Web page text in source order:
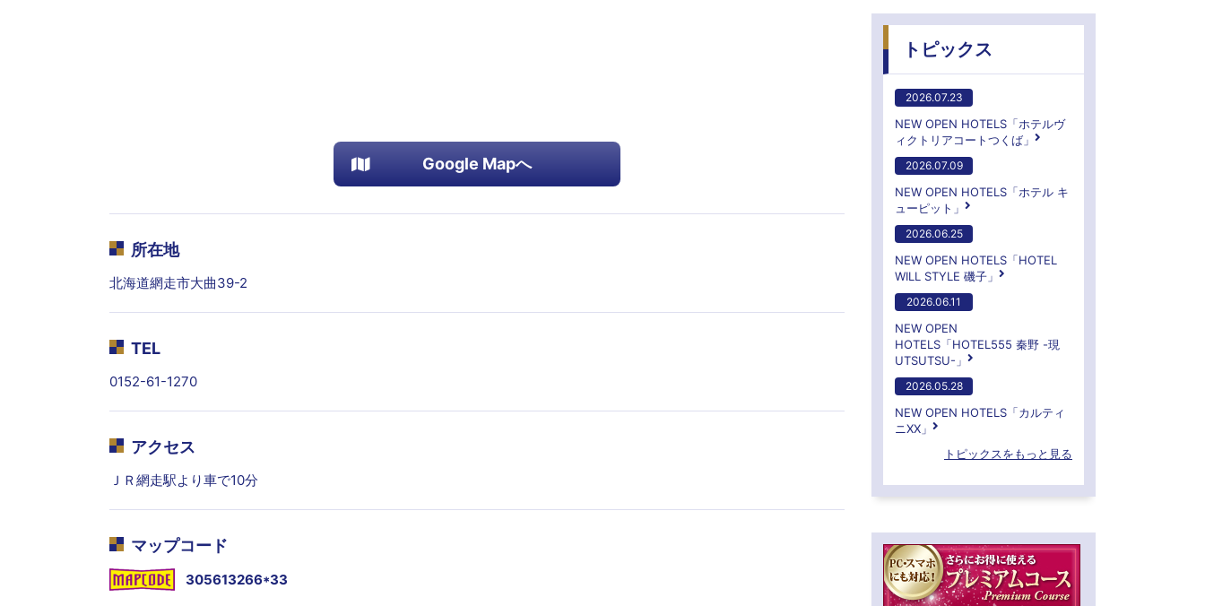
Google Mapへ
所在地
北海道網走市大曲39-2
TEL
0152-61-1270
アクセス
ＪＲ網走駅より車で10分
マップコード
305613266*33
トピックス
2026.07.23
NEW OPEN HOTELS「ホテルヴ
ィクトリアコートつくば」
2026.07.09
NEW OPEN HOTELS「ホテル キ
ューピット」
2026.06.25
NEW OPEN HOTELS「HOTEL
WILL STYLE 磯子」
2026.06.11
NEW OPEN
HOTELS「HOTEL555 秦野 -現
UTSUTSU-」
2026.05.28
NEW OPEN HOTELS「カルティ
ニXX」
トピックスをもっと見る